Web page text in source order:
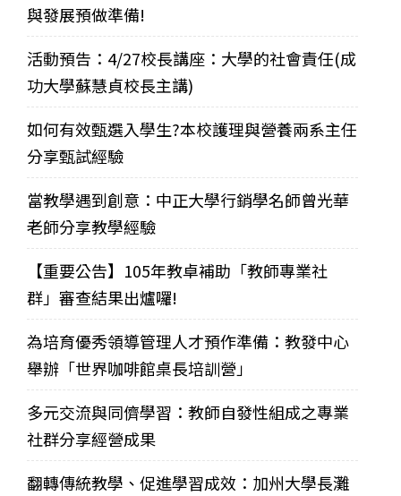
與發展預做準備!
活動預告：4/27校長講座：大學的社會責任(成
功大學蘇慧貞校長主講)
如何有效甄選入學生?本校護理與營養兩系主任
分享甄試經驗
當教學遇到創意：中正大學行銷學名師曾光華
老師分享教學經驗
【重要公告】105年教卓補助「教師專業社
群」審查結果出爐囉!
為培育優秀領導管理人才預作準備：教發中心
舉辦「世界咖啡館桌長培訓營」
多元交流與同儕學習：教師自發性組成之專業
社群分享經營成果
翻轉傳統教學、促進學習成效：加州大學長灘